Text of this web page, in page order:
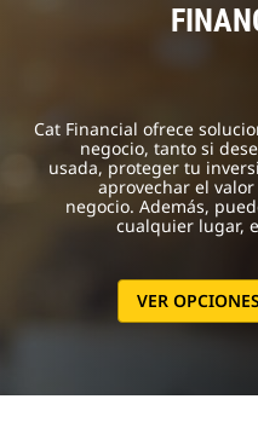
Cat Financial ofrece
negocio, tanto si
usada, proteger tu
aprovechar el
negocio. Además,
cualquier lugar,
VER